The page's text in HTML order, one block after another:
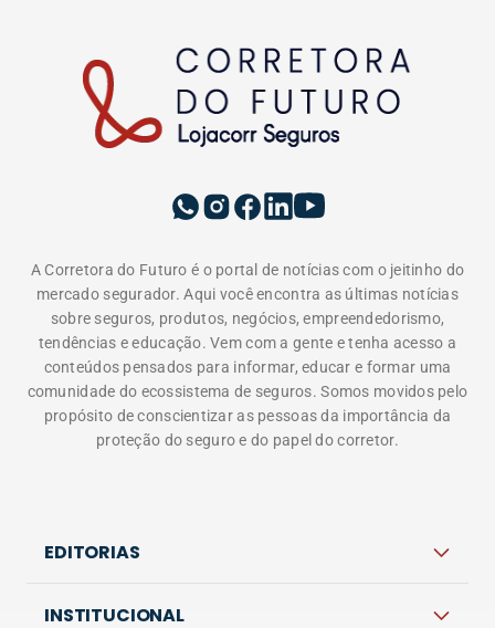
A Corretora do Futuro é o portal de notícias com o jeitinho do
mercado segurador. Aqui você encontra as últimas notícias
sobre seguros, produtos, negócios, empreendedorismo,
tendências e educação. Vem com a gente e tenha acesso a
conteúdos pensados para informar, educar e formar uma
comunidade do ecossistema de seguros. Somos movidos pelo
propósito de conscientizar as pessoas da importância da
proteção do seguro e do papel do corretor.
EDITORIAS
INSTITUCIONAL